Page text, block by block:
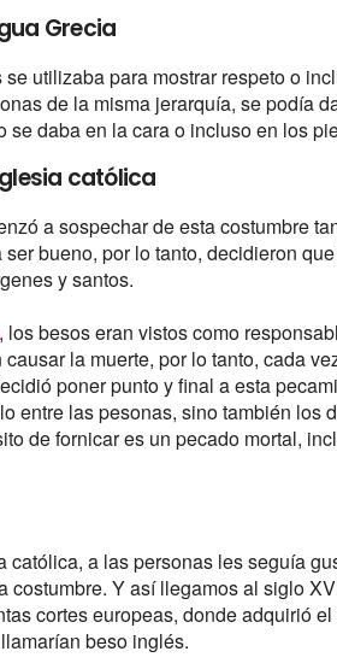
Grecia
utilizaba para mostrar respeto o
de la misma jerarquía, se podía
se daba en la cara o incluso en los
católica
a sospechar de esta costumbre
bueno, por lo tanto, decidieron
y santos.
, los besos eran vistos como
la muerte, por lo tanto, cada
poner punto y final a esta
entre las pesonas, sino también los
de fornicar es un pecado mortal,
católica, a las personas les seguía
costumbre. Y así llegamos al siglo
cortes europeas, donde adquirió
beso inglés.